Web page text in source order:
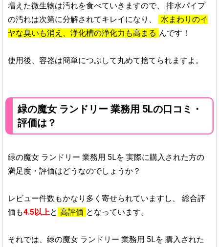
増えた微生物は汚れを食べていきますので、
排水パイプ
の汚れは次第に分解されてキレイになり、
水まわりのイ
ヤな臭いも消え、浄化槽の浄化力も高まる んです！
使用後、容器は簡単につぶして丸めて捨てられますよ。
緑の魔女 ランドリー 業務用 5Lの口コミ・
評価は？
緑の魔女 ランドリー 業務用 5Lを 実際に購入された方の
満足度・評価はどうなのでしょうか？
レビュー件数もかなり多く寄せられていますし、
総合評
価も4.5以上と 高評価 となっています。
それでは、緑の魔女 ランドリー 業務用 5Lを 購入された